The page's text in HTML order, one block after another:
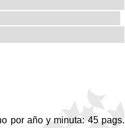
por año y minuta: 45 pags.